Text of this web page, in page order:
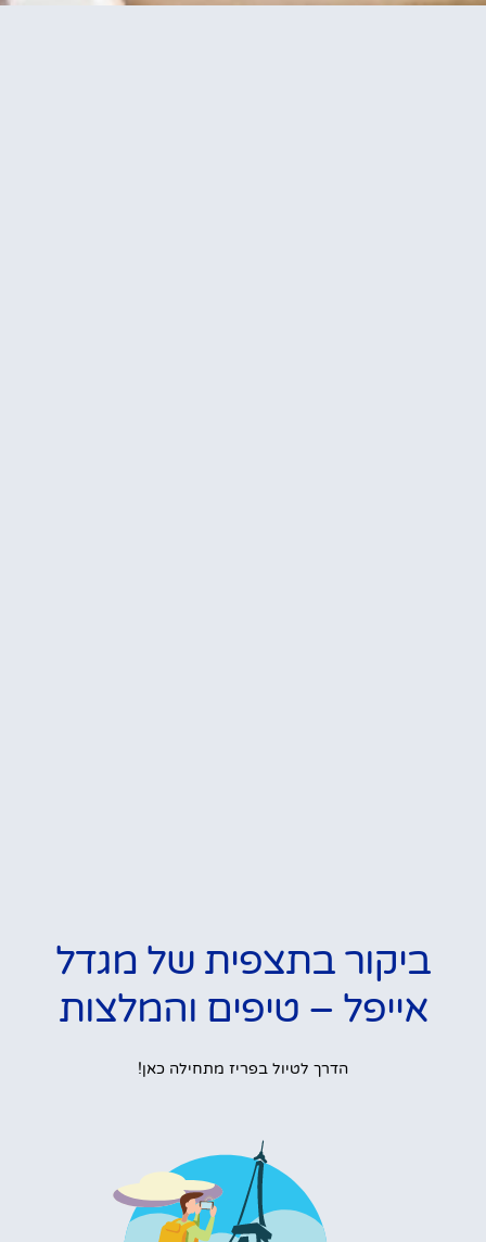
ביקור בתצפית של מגדל
אייפל – טיפים והמלצות
הדרך לטיול בפריז מתחילה כאן!